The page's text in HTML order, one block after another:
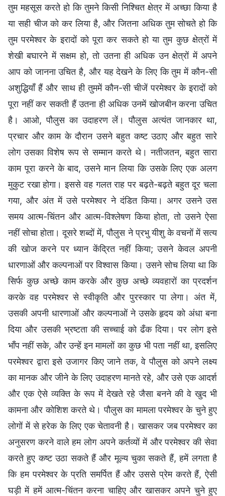
तुम महसूस करते हो कि तुमने किसी निश्चित क्षेत्र में अच्छा किया है
या सही चीज को कर लिया है, और जितना अधिक तुम सोचते हो कि
तुम परमेश्वर के इरादों को पूरा कर सकते हो या तुम कुछ क्षेत्रों में
शेखी बघारने में सक्षम हो, तो उतना ही अधिक उन क्षेत्रों में अपने
आप को जानना उचित है, और यह देखने के लिए कि तुम में कौन-सी
अशुद्धियाँ हैं और साथ ही तुममें कौन-सी चीजें परमेश्वर के इरादों को
पूरा नहीं कर सकती हैं उतना ही अधिक उनमें खोजबीन करना उचित
है। आओ, पौलुस का उदाहरण लें। पौलुस अत्यंत जानकार था,
प्रचार और काम के दौरान उसने बहुत कष्ट उठाए और बहुत सारे
लोग उसका विशेष रूप से सम्मान करते थे। नतीजतन, बहुत सारा
काम पूरा करने के बाद, उसने मान लिया कि उसके लिए एक अलग
मुकुट रखा होगा। इससे वह गलत राह पर बढ़ते-बढ़ते बहुत दूर चला
गया, और अंत में उसे परमेश्वर ने दंडित किया। अगर उसने उस
समय आत्म-चिंतन और आत्म-विश्लेषण किया होता, तो उसने ऐसा
नहीं सोचा होता। दूसरे शब्दों में, पौलुस ने प्रभु यीशु के वचनों में सत्य
की खोज करने पर ध्यान केंद्रित नहीं किया; उसने केवल अपनी
धारणाओं और कल्पनाओं पर विश्वास किया। उसने सोच लिया था कि
सिर्फ कुछ अच्छे काम करके और कुछ अच्छे व्यवहारों का प्रदर्शन
करके वह परमेश्वर से स्वीकृति और पुरस्कार पा लेगा। अंत में,
उसकी अपनी धारणाओं और कल्पनाओं ने उसके हृदय को अंधा बना
दिया और उसकी भ्रष्टता की सच्चाई को ढँक दिया। पर लोग इसे
भाँप नहीं सके, और उन्हें इन मामलों का कुछ भी पता नहीं था, इसलिए
परमेश्वर द्वारा इसे उजागर किए जाने तक, वे पौलुस को अपने लक्ष्य
का मानक और जीने के लिए उदाहरण मानते रहे, और उसे एक आदर्श
और एक ऐसे व्यक्ति के रूप में देखते रहे जैसा बनने की वे खुद भी
कामना और कोशिश करते थे। पौलुस का मामला परमेश्वर के चुने हुए
लोगों में से हरेक के लिए एक चेतावनी है। खासकर जब परमेश्वर का
अनुसरण करने वाले हम लोग अपने कर्तव्यों में और परमेश्वर की सेवा
करते हुए कष्ट उठा सकते हैं और मूल्य चुका सकते हैं, हमें लगता है
कि हम परमेश्वर के प्रति समर्पित हैं और उससे प्रेम करते हैं, ऐसी
घड़ी में हमें आत्म-चिंतन करना चाहिए और खासकर अपने चुने हुए